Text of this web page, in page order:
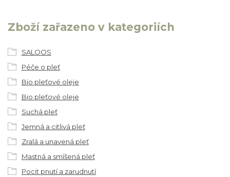
Zboží zařazeno v kategoriích
SALOOS
Péče o pleť
Bio pleťové oleje
Bio pleťové oleje
Suchá pleť
Jemná a citlivá pleť
Zralá a unavená pleť
Mastná a smíšená pleť
Pocit pnutí a zarudnutí